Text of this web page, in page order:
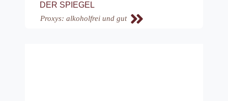
DER SPIEGEL
Proxys: alkoholfrei und gut